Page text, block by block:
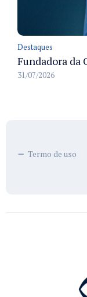
Destaques
31/07/2026
Termo de uso